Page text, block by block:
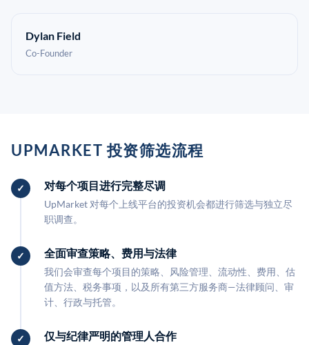
Dylan Field
Co-Founder
UPMARKET 投资筛选流程
对每个项目进行完整尽调
UpMarket 对每个上线平台的投资机会都进行筛选与独立尽
职调查。
全面审查策略、费用与法律
我们会审查每个项目的策略、风险管理、流动性、费用、估
值方法、税务事项，以及所有第三方服务商—法律顾问、审
计、行政与托管。
仅与纪律严明的管理人合作